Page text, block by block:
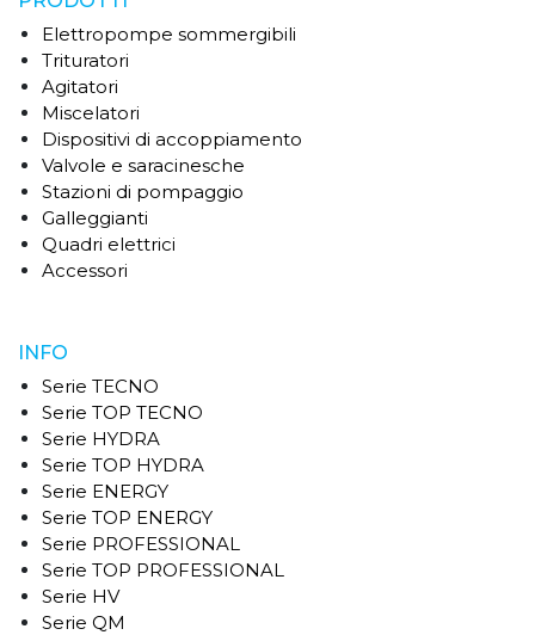
Elettropompe sommergibili
Trituratori
Agitatori
Miscelatori
Dispositivi di accoppiamento
Valvole e saracinesche
Stazioni di pompaggio
Galleggianti
Quadri elettrici
Accessori
INFO
Serie TECNO
Serie TOP TECNO
Serie HYDRA
Serie TOP HYDRA
Serie ENERGY
Serie TOP ENERGY
Serie PROFESSIONAL
Serie TOP PROFESSIONAL
Serie HV
Serie QM